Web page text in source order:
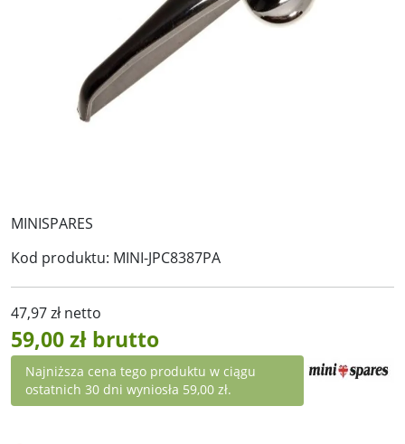
MINISPARES
Kod produktu: MINI-JPC8387PA
47,97 zł netto
59,00 zł brutto
Najniższa cena tego produktu w ciągu
ostatnich 30 dni wyniosła 59,00 zł.